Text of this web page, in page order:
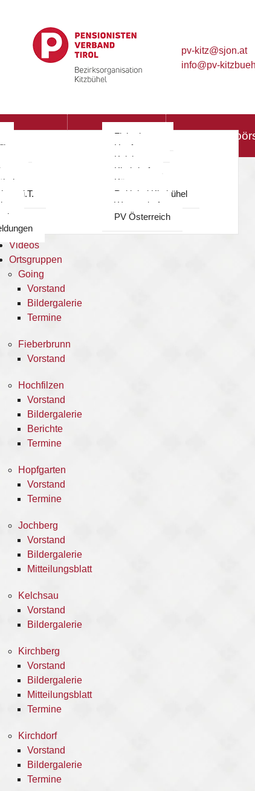
pv-kitz@sjon.at
info@pv-
≡
Mitteilungsblatt Hol &
Fieberbrunn
Hopfgarten
Kelchsau
Kirchdorf
Kössen
i.T.
Reith bei Kitzbühel
Westendorf
PV Österreich
Sport
Videos
Ortsgruppen
Going
Vorstand
Bildergalerie
Termine
Fieberbrunn
Vorstand
Hochfilzen
Vorstand
Bildergalerie
Berichte
Termine
Hopfgarten
Vorstand
Termine
Jochberg
Vorstand
Bildergalerie
Mitteilungsblatt
Kelchsau
Vorstand
Bildergalerie
Kirchberg
Vorstand
Bildergalerie
Mitteilungsblatt
Termine
Kirchdorf
Vorstand
Bildergalerie
Termine